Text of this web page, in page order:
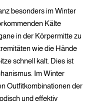
besonders im Winter
Kälte
in der Körpermitte zu
wie die Hände
schnell kalt. Dies ist
Im Winter
Outfitkombinationen der
und effektiv